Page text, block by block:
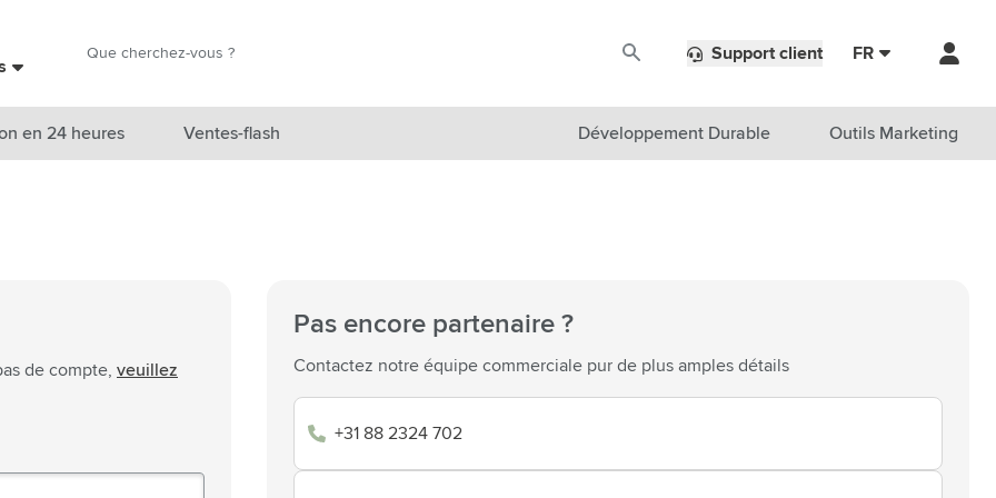
Sacs & Voyage
Produits de soin
Support client FR
en 24 heures Ventes-flash Développement Durable Outils Marketing
de compte, veuillez
Pas encore partenaire ?
Contactez notre équipe commerciale pur de plus amples détails
+31 88 2324 702